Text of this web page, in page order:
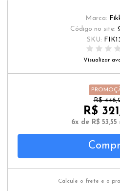
Marca:
Código no site:
SKU:
Visualizar
R$
R$
6x de R$ 53,55
Calcule o frete e o